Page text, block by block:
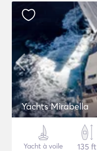
Yachts Mirabella
Yacht à voile
135 ft